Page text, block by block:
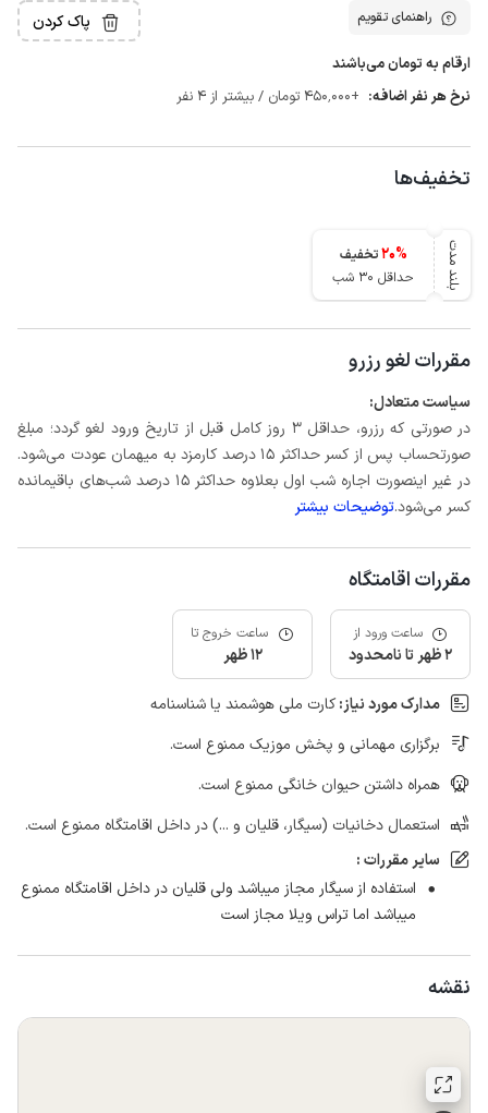
راهنمای تقویم پاک کردن
ارقام به تومان می‌باشند
نرخ هر نفر اضافه: +450٬000 تومان / بیشتر از 4 نفر
تخفیف‌ها
بلند مدت 20%
تخفیف
حداقل 30 شب
مقررات لغو رزرو
سیاست متعادل:
در صورتی که رزرو، حداقل 3 روز کامل قبل از تاریخ ورود لغو گردد؛ مبلغ
صورتحساب پس از کسر حداکثر 15 درصد کارمزد به میهمان عودت می‌شود.
در غیر اینصورت اجاره شب اول بعلاوه حداکثر 15 درصد شب‌های باقیمانده
کسر می‌شود.توضیحات بیشتر
مقررات اقامتگاه
ساعت ورود از
2 ظهر تا نامحدود
ساعت خروج تا
12 ظهر
مدارک مورد نیاز:کارت ملی هوشمند یا شناسنامه
برگزاری مهمانی و پخش موزیک ممنوع است.
همراه داشتن حیوان خانگی ممنوع است.
استعمال دخانیات (سیگار، قلیان و ...) در داخل اقامتگاه ممنوع است.
سایر مقررات :
استفاده از سیگار مجاز میباشد ولی قلیان در داخل اقامتگاه ممنوع
میباشد اما تراس ویلا مجاز است
نقشه